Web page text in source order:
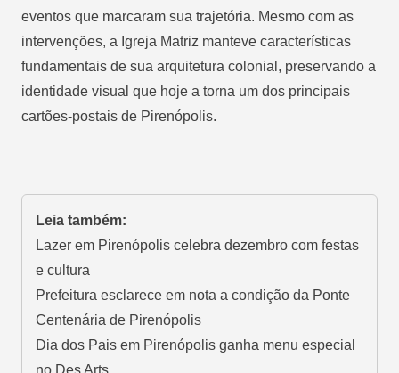
eventos que marcaram sua trajetória. Mesmo com as
intervenções, a Igreja Matriz manteve características
fundamentais de sua arquitetura colonial, preservando a
identidade visual que hoje a torna um dos principais
cartões-postais de Pirenópolis.
Leia também:
Lazer em Pirenópolis celebra dezembro com festas
e cultura
Prefeitura esclarece em nota a condição da Ponte
Centenária de Pirenópolis
Dia dos Pais em Pirenópolis ganha menu especial
no Des Arts